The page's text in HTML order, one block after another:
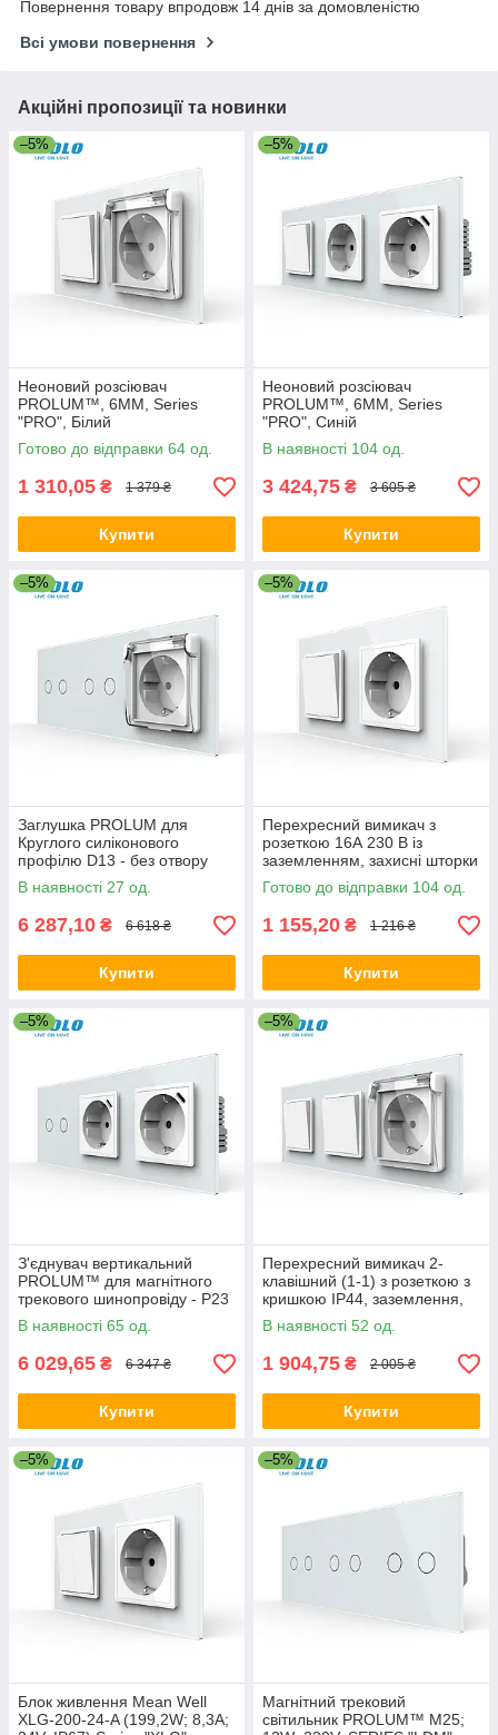
Повернення товару впродовж 14 днів за домовленістю
Всі умови повернення
Акційні пропозиції та новинки
–5%
Неоновий розсіювач
PROLUM™, 6ММ, Series
"PRO", Білий
Готово до відправки 64 од.
1 310,05 ₴ 1 379 ₴
Купити
–5%
Неоновий розсіювач
PROLUM™, 6ММ, Series
"PRO", Синій
В наявності 104 од.
3 424,75 ₴ 3 605 ₴
Купити
–5%
Заглушка PROLUM для
Круглого силіконового
профілю D13 - без отвору
В наявності 27 од.
6 287,10 ₴ 6 618 ₴
Купити
–5%
Перехресний вимикач з
розеткою 16А 230 В із
заземленням, захисні шторки
LIVOLO білий скло
Готово до відправки 104 од.
1 155,20 ₴ 1 216 ₴
Купити
–5%
З'єднувач вертикальний
PROLUM™ для магнітного
трекового шинопровіду - P23
В наявності 65 од.
6 029,65 ₴ 6 347 ₴
Купити
–5%
Перехресний вимикач 2-
клавішний (1-1) з розеткою з
кришкою IP44, заземлення,
LIVOLO, білий скло
В наявності 52 од.
1 904,75 ₴ 2 005 ₴
Купити
–5%
Блок живлення Mean Well
XLG-200-24-A (199,2W; 8,3A;
–5%
Магнітний трековий
світильник PROLUM™ M25;